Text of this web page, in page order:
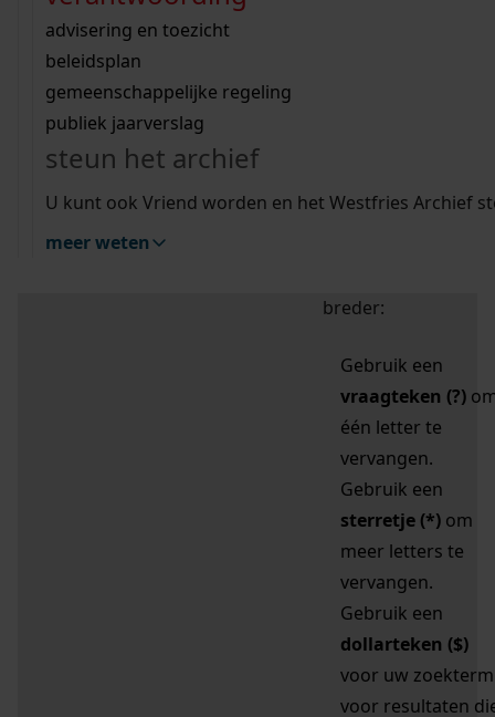
bouwvergunningen
omgevingsvergunningen
vergunningen
beeld en geluid
uitleg nodig?
Wij helpen u op weg met een aantal zoektips.
bekijk alle zoektips
Wij helpen u op weg met een aantal zoektips.
bekijk alle zoektips
bekijk ons geschiedenislokaal
advisering en toezicht
beleidsplan
gemeenschappelijke regeling
publiek jaarverslag
steun het archief
U kunt ook Vriend worden en het Westfries Archief
meer weten
zoektips
Mijn Studiezaal (inloggen)
uw zoekopdracht te
breder:
Gebruik een
vraagteken (?)
één letter te
vervangen.
Gebruik een
sterretje (*) om
meer letters te
vervangen.
Gebruik een
dollarteken ($)
voor uw zoekterm
voor resultaten